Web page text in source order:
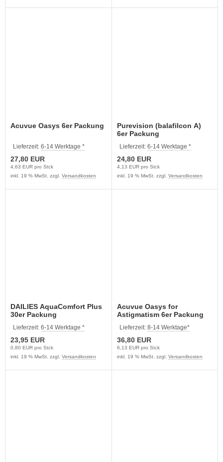
Acuvue Oasys 6er Packung
Lieferzeit: 6-14 Werktage *
27,80 EUR
4,63 EUR pro Stck
inkl. 19 % MwSt. zzgl. Versandkosten
Purevision (balafilcon A)
6er Packung
Lieferzeit: 6-14 Werktage *
24,80 EUR
4,13 EUR pro Stck
inkl. 19 % MwSt. zzgl. Versandkosten
DAILIES AquaComfort Plus
30er Packung
Lieferzeit: 6-14 Werktage *
23,95 EUR
0,80 EUR pro Stck
inkl. 19 % MwSt. zzgl. Versandkosten
Acuvue Oasys for
Astigmatism 6er Packung
Lieferzeit: 8-14 Werktage*
36,80 EUR
6,13 EUR pro Stck
inkl. 19 % MwSt. zzgl. Versandkosten